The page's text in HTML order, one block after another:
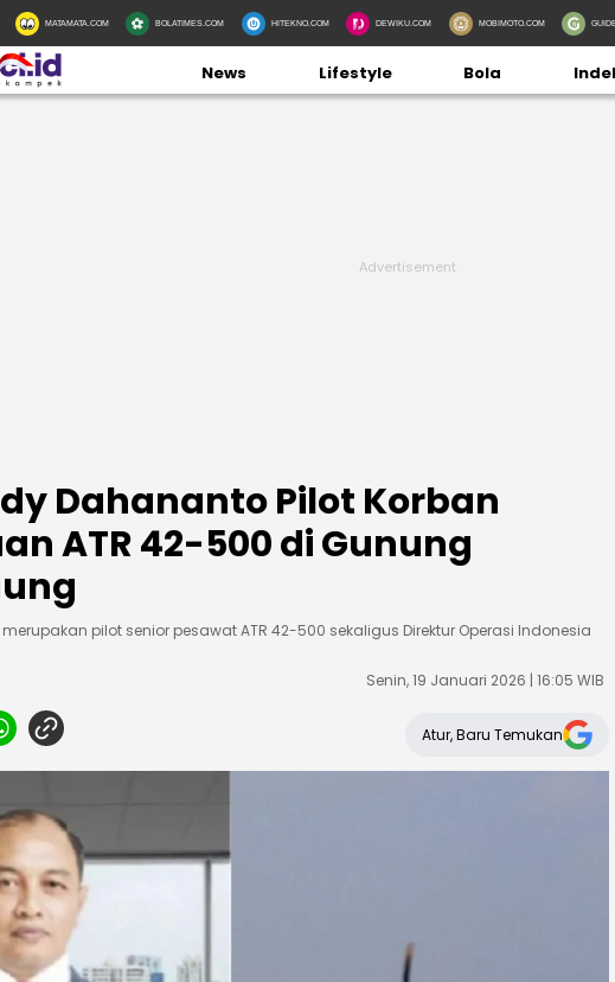
MATAMATA.COM BOLATIMES.COM HITEKNO.COM DEWIKU.COM MOBIMOTO.COM
News Lifestyle Bola
Dahananto Pilot Korban
ATR 42-500 di Gunung
pilot senior pesawat ATR 42-500 sekaligus Direktur Operasi Indonesia
Senin, 19 Januari 2026 | 16:05 WIB
Atur, Baru Temukan